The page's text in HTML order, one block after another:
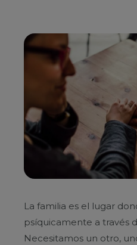
La familia es el lugar
psíquicamente a través
Necesitamos un otro,